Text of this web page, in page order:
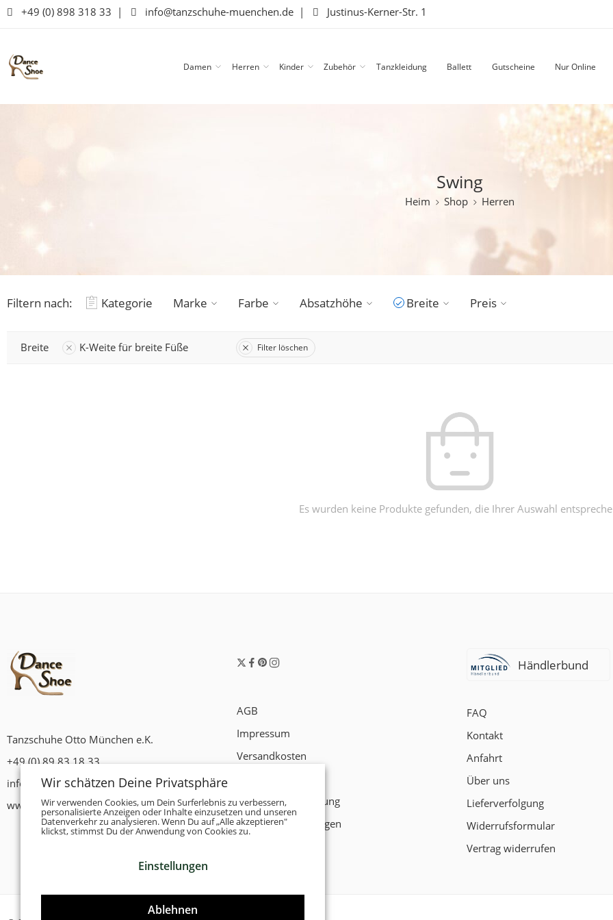
+49 (0) 898 318 33 | info@tanzschuhe-muenchen.de | Justinus-Kerner-Str. 1
Damen Herren Kinder Zubehör Tanzkleidung Ballett Gutscheine Nur Online
Swing
Heim Shop Herren
Filtern nach: Kategorie Marke Farbe Absatzhöhe Breite Preis
Breite K-Weite für breite Füße Filter löschen
Es wurden keine Produkte gefunden, die Ihrer Auswahl
Tanzschuhe Otto München e.K.
+49 (0) 89 83 18 33
info@tanzschuhe-muenchen.de
www.tanzschuhe-muenchen.de
AGB
Impressum
Versandkosten
Datenschutzerklärung
Zahlungsbedingungen
Händlerbund
FAQ
Kontakt
Anfahrt
Über uns
Lieferverfolgung
Widerrufsformular
Vertrag widerrufen
Wir schätzen Deine Privatsphäre
Wir verwenden Cookies, um Dein Surferlebnis zu verbessern,
personalisierte Anzeigen oder Inhalte einzusetzen und unseren
Datenverkehr zu analysieren. Wenn Du auf „Alle akzeptieren"
klickst, stimmst Du der Anwendung von Cookies zu.
Einstellungen
Ablehnen